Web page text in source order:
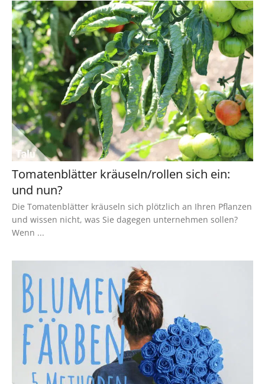
Tomatenblätter kräuseln/rollen sich ein:
und nun?
Die Tomatenblätter kräuseln sich plötzlich an Ihren Pflanzen
und wissen nicht, was Sie dagegen unternehmen sollen?
Wenn ...